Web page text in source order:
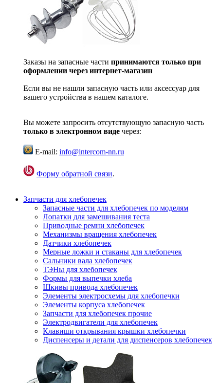
Заказы на запасные части принимаются только при
оформлении через интернет-магазин
Если вы не нашли запасную часть или аксессуар для
вашего устройства в нашем каталоге.
Вы можете запросить отсутствующую запасную часть
только в электронном виде через:
E-mail: info@intercom-nn.ru
Форму обратной связи.
Запчасти для хлебопечек
Запасные части для хлебопечек по моделям
Лопатки для замешивания теста
Приводные ремни хлебопечек
Механизмы вращения хлебопечек
Датчики хлебопечек
Мерные ложки и стаканы для хлебопечек
Сальники вала хлебопечек
ТЭНы для хлебопечек
Формы для выпечки хлеба
Шкивы привода хлебопечек
Элементы электросхемы для хлебопечки
Элементы корпуса хлебопечек
Запчасти для хлебопечек прочие
Электродвигатели для хлебопечек
Клавиши открывания крышки хлебопечки
Диспенсеры и детали для диспенсеров хлебопечек